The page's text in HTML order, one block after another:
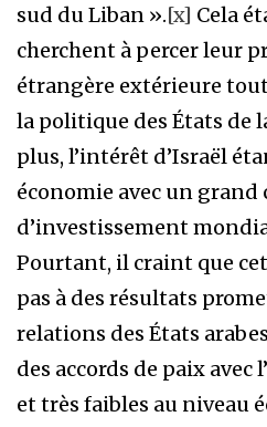
sud du Liban ».[x] Cela
cherchent à percer leur
étrangère extérieure
la politique des États de
plus, l’intérêt d’Israël
économie avec un grand
d’investissement
Pourtant, il craint que
pas à des résultats
relations des États
des accords de paix avec
et très faibles au niveau